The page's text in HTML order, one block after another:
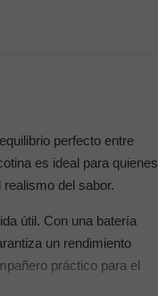
perfecto entre
es ideal para quienes
del sabor.
útil. Con una batería
un rendimiento
práctico para el